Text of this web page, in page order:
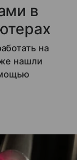
в
на
нашли